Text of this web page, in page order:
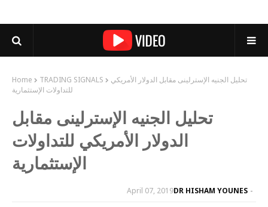
Home TRADING SIGNALS
تحليل الجنيه الإسترلينى مقابل الدولار الأمريكي
للتداولات الإستثمارية
تحليل الجنيه الإسترلينى مقابل
الدولار الأمريكي للتداولات
الإستثمارية
DR HISHAM YOUNES
April 07, 2019